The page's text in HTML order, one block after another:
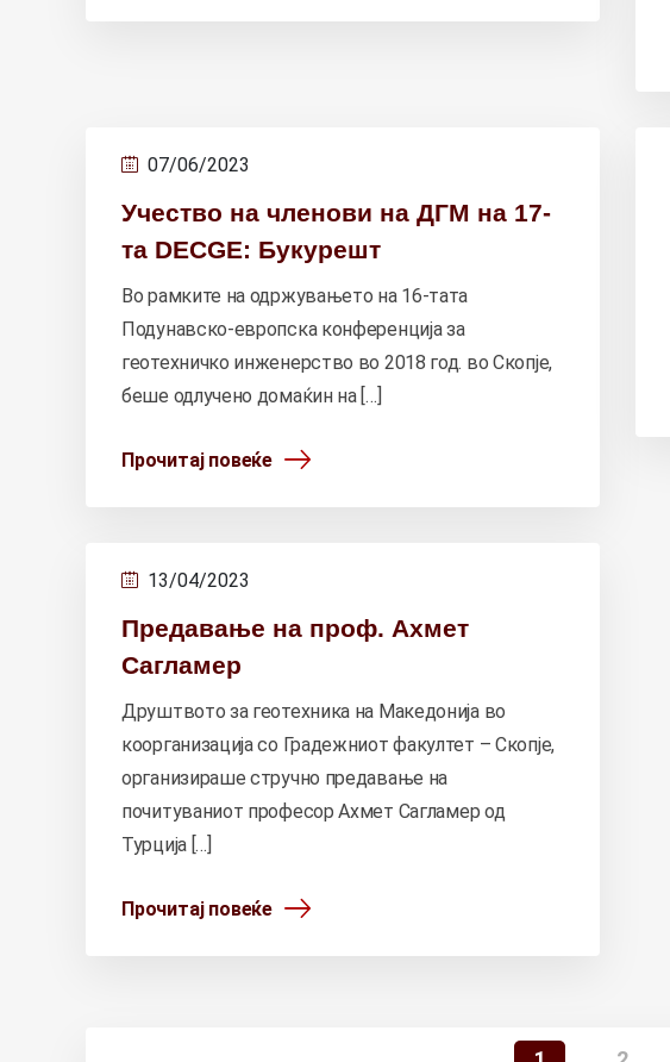
07/06/2023
Учество на членови на ДГМ на 17-
та DECGE: Букурешт
Во рамките на одржувањето на 16-тата
Подунавско-европска конференција за
геотехничко инженерство во 2018 год. во Скопје,
беше одлучено домаќин на […]
Прочитај повеќе
13/04/2023
Предавање на проф. Ахмет
Сагламер
Друштвото за геотехника на Македонија во
коорганизација со Градежниот факултет – Скопје,
организираше стручно предавање на
почитуваниот професор Ахмет Сагламер од
Турција […]
Прочитај повеќе